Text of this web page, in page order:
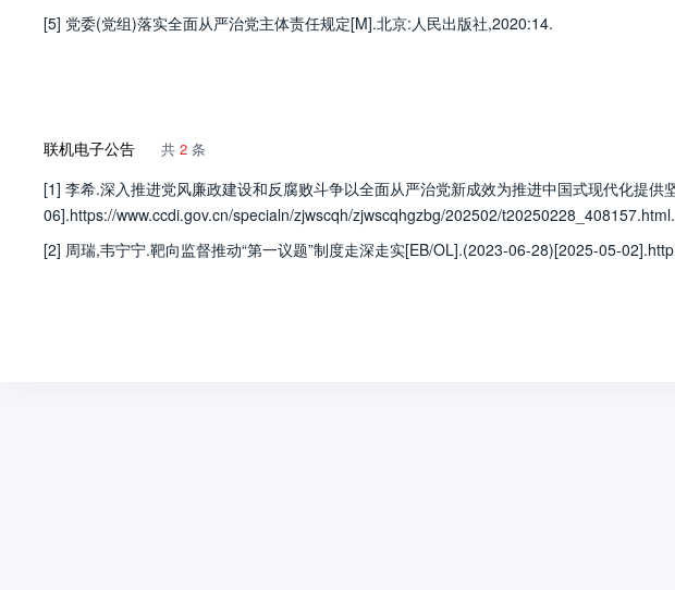
[5] 党委(党组)落实全面从严治党主体责任规定[M].北京:人民出版社,2020:14.
联机电子公告 共 2 条
[1] 李希.深入推进党风廉政建设和反腐败斗争以全面从严治党新成效为推进中国式现代化提
06].https://www.ccdi.gov.cn/specialn/zjwscqh/zjwscqhgzbg/202502/t20250228_408157.html.
[2] 周瑞,韦宁宁.靶向监督推动“第一议题”制度走深走实[EB/OL].(2023-06-28)[2025-05-